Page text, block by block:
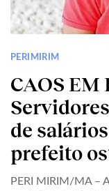
PERIMIRIM
CAOS
de
prefeito
PERI MIRIM/MA –